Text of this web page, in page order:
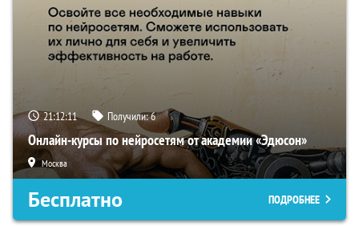
21:12:10 Получили:6
Онлайн-курсы по нейросетям от академии «Эдюсон»
Москва
Бесплатно ПОДРОБНЕЕ